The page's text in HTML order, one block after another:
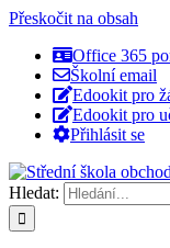
Přeskočit na obsah
Office 365
Školní email
Edookit pro
Edookit pro
Přihlásit se
Hledat: